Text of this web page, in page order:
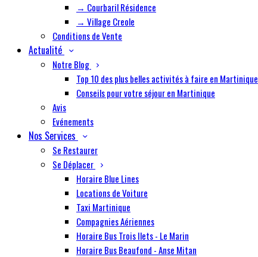
→ Courbaril Résidence
→ Village Creole
Conditions de Vente
Actualité
Notre Blog
Top 10 des plus belles activités à faire en Martinique
Conseils pour votre séjour en Martinique
Avis
Evénements
Nos Services
Se Restaurer
Se Déplacer
Horaire Blue Lines
Locations de Voiture
Taxi Martinique
Compagnies Aériennes
Horaire Bus Trois Ilets - Le Marin
Horaire Bus Beaufond - Anse Mitan